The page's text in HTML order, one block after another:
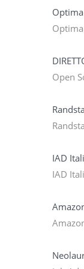
Open
IAD
IAD